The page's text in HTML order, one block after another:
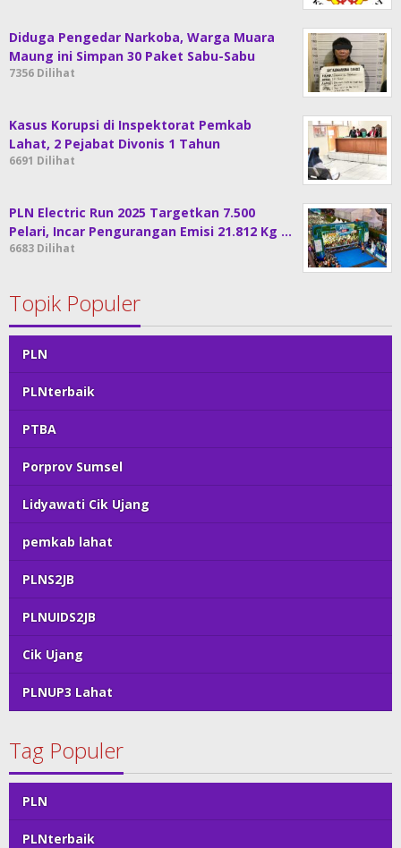
Diduga Pengedar Narkoba, Warga Muara
Maung ini Simpan 30 Paket Sabu-Sabu
7356 Dilihat
Kasus Korupsi di Inspektorat Pemkab
Lahat, 2 Pejabat Divonis 1 Tahun
6691 Dilihat
PLN Electric Run 2025 Targetkan 7.500
Pelari, Incar Pengurangan Emisi 21.812 Kg …
6683 Dilihat
Topik Populer
PLN
PLNterbaik
PTBA
Porprov Sumsel
Lidyawati Cik Ujang
pemkab lahat
PLNS2JB
PLNUIDS2JB
Cik Ujang
PLNUP3 Lahat
Tag Populer
PLN
PLNterbaik